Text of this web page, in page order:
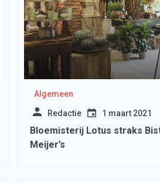
Algemeen
Redactie 1 maart 2021
Bloemisterij Lotus straks
Meijer’s